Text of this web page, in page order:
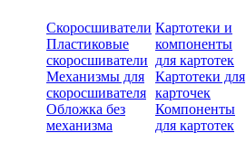
Скоросшиватели
Пластиковые
скоросшиватели
Механизмы для
скоросшивателя
Обложка без
механизма
Картотеки и
компоненты
для картотек
Картотеки для
карточек
Компоненты
для картотек